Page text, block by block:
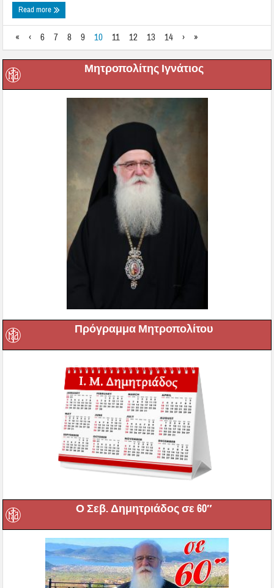
Read more
« ‹ 6 7 8 9 10 11 12 13 14 › »
Μητροπολίτης Ιγνάτιος
Πρόγραμμα Μητροπολίτου
Ο Σεβ. Δημητριάδος σε 60″